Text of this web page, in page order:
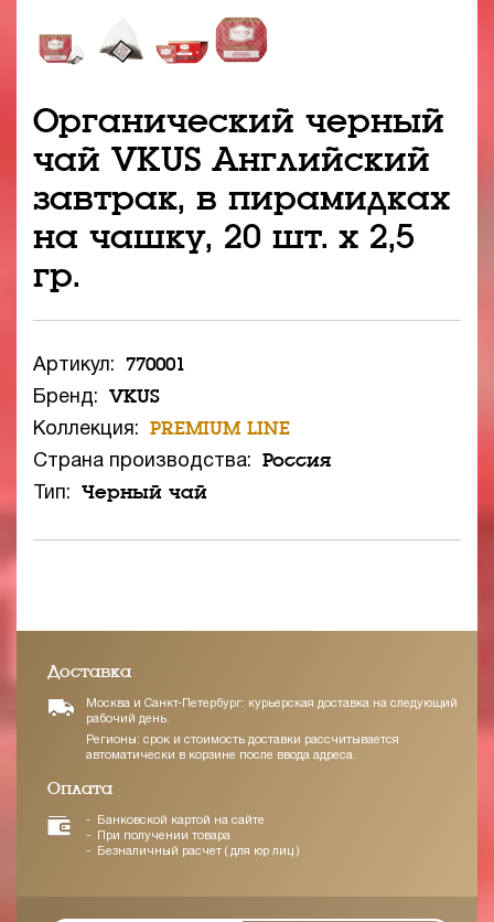
Органический черный
чай VKUS Английский
завтрак, в пирамидках
на чашку, 20 шт. х 2,5
гр.
Артикул: 770001
Бренд: VKUS
Коллекция: PREMIUM LINE
Страна производства: Россия
Тип: Черный чай
Доставка
Москва и Санкт-Петербург: курьерская доставка на следующий
рабочий день.
Регионы: срок и стоимость доставки рассчитывается
автоматически в корзине после ввода адреса.
Оплата
Банковской картой на сайте
При получении товара
Безналичный расчет ( для юр лиц )